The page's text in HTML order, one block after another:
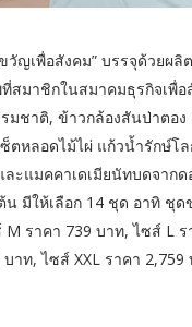
วัญเพื่อสังคม” บรรจุด้วยผ
มาชิกในสมาคมธุรกิจเพื่อ
มชาติ, ข้าวกล้องสันป่าตอง
ตหลอดไม้ไผ่ แก้วน้ำรักษ์โล
ะแมคคาเดเมียนัทบดจาก
น มีให้เลือก 14 ชุด อาทิ ชุ
M ราคา 739 บาท, ไซส์ L
าท, ไซส์ XXL ราคา